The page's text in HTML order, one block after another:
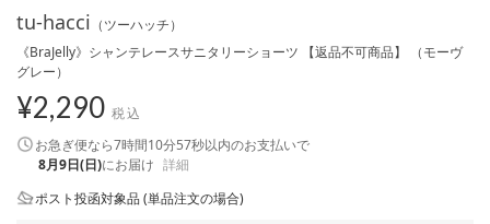
tu-hacci （ツーハッチ）
《BraJelly》シャンテレースサニタリーショーツ 【返品不可商品】 （モーヴ
グレー）
¥2,290 税込
お急ぎ便なら7時間10分57秒以内のお支払いで
8月9日(日)にお届け 詳細
ポスト投函対象品 (単品注文の場合)